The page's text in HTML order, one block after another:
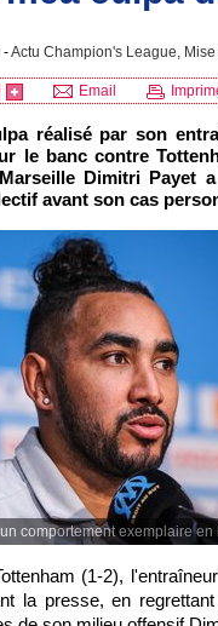
-Actu Champion's League,
Email
réalisé par son
le banc contre
Dimitri Payet
avant son cas
comportement exemplaire
(1-2),
la presse, en